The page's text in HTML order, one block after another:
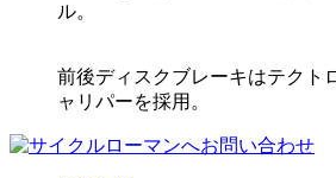
ル。
前後ディスクブレーキはテクト
ャリパーを採用。